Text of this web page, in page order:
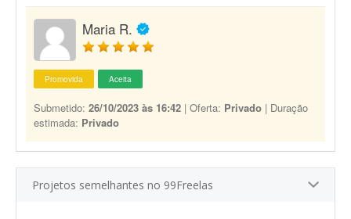
Maria R.
Promovida Aceita
Submetido: 26/10/2023 às 16:42 | Oferta: Privado | Duração
estimada: Privado
Projetos semelhantes no 99Freelas